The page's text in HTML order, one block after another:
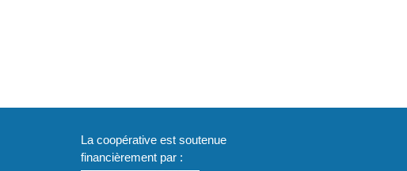
La coopérative est soutenue
financièrement par :